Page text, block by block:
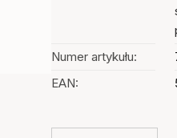
Numer artykułu:
EAN: